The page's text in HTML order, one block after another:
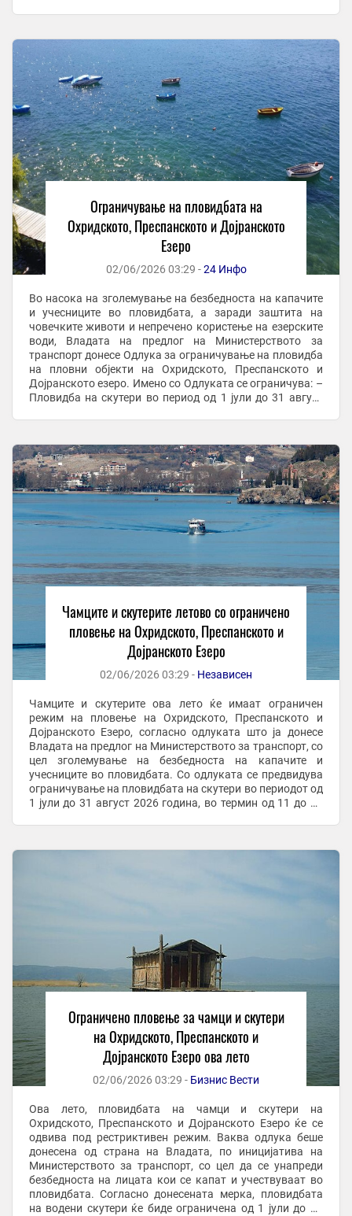
Ограничување на пловидбата на
Охридското, Преспанското и Дојранското
Езеро
02/06/2026 03:29 -24 Инфо
Во насока на зголемување на безбедноста на капачите
и учесниците во пловидбата, а заради заштита на
човечките животи и непречено користење на езерските
води, Владата на предлог на Министерството за
транспорт донесе Одлука за ограничување на пловидба
на пловни објекти на Охридското, Преспанското и
Дојранското езеро. Имено со Одлуката се ограничува: –
Пловидба на скутери во период од 1 јули до 31 август
Чамците и скутерите летово со ограничено
пловење на Охридското, Преспанското и
Дојранското Езеро
02/06/2026 03:29 - Независен
Чамците и скутерите ова лето ќе имаат ограничен
режим на пловење на Охридското, Преспанското и
Дојранското Езеро, согласно одлуката што ја донесе
Владата на предлог на Министерството за транспорт, со
цел зголемување на безбедноста на капачите и
учесниците во пловидбата. Со одлуката се предвидува
ограничување на пловидбата на скутери во периодот од
1 јули до 31 август 2026 година, во термин од 11 до 19
Ограничено пловење за чамци и скутери
на Охридското, Преспанското и
Дојранското Езеро ова лето
02/06/2026 03:29 - Бизнис Вести
Ова лето, пловидбата на чамци и скутери на
Охридското, Преспанското и Дојранското Езеро ќе се
одвива под рестриктивен режим. Ваква одлука беше
донесена од страна на Владата, по иницијатива на
Министерството за транспорт, со цел да се унапреди
безбедноста на лицата кои се капат и учествуваат во
пловидбата. Согласно донесената мерка, пловидбата
на водени скутери ќе биде ограничена од 1 јули до 31